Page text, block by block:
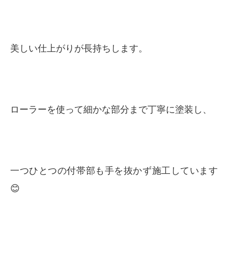
美しい仕上がりが長持ちします。
ローラーを使って細かな部分まで丁寧に塗装し、
一つひとつの付帯部も手を抜かず施工しています
😊